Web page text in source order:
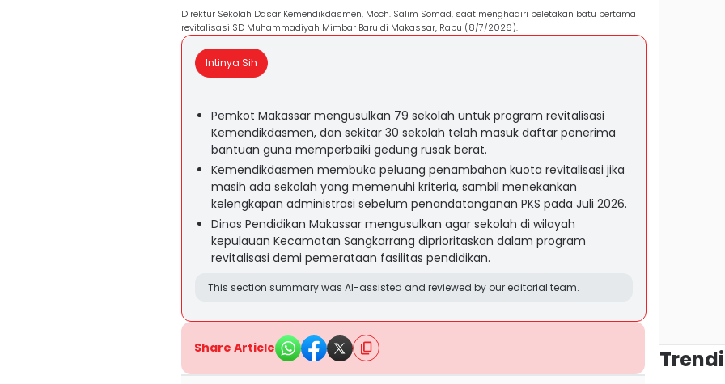
Direktur Sekolah Dasar Kemendikdasmen, Moch. Salim Somad, saat menghadiri peletakan batu pertama
revitalisasi SD Muhammadiyah Mimbar Baru di Makassar, Rabu (8/7/2026).
Intinya Sih
Pemkot Makassar mengusulkan 79 sekolah untuk program revitalisasi
Kemendikdasmen, dan sekitar 30 sekolah telah masuk daftar penerima
bantuan guna memperbaiki gedung rusak berat.
Kemendikdasmen membuka peluang penambahan kuota revitalisasi jika
masih ada sekolah yang memenuhi kriteria, sambil menekankan
kelengkapan administrasi sebelum penandatanganan PKS pada Juli 2026.
Dinas Pendidikan Makassar mengusulkan agar sekolah di wilayah
kepulauan Kecamatan Sangkarrang diprioritaskan dalam program
revitalisasi demi pemerataan fasilitas pendidikan.
This section summary was AI-assisted and reviewed by our editorial team.
Share Article